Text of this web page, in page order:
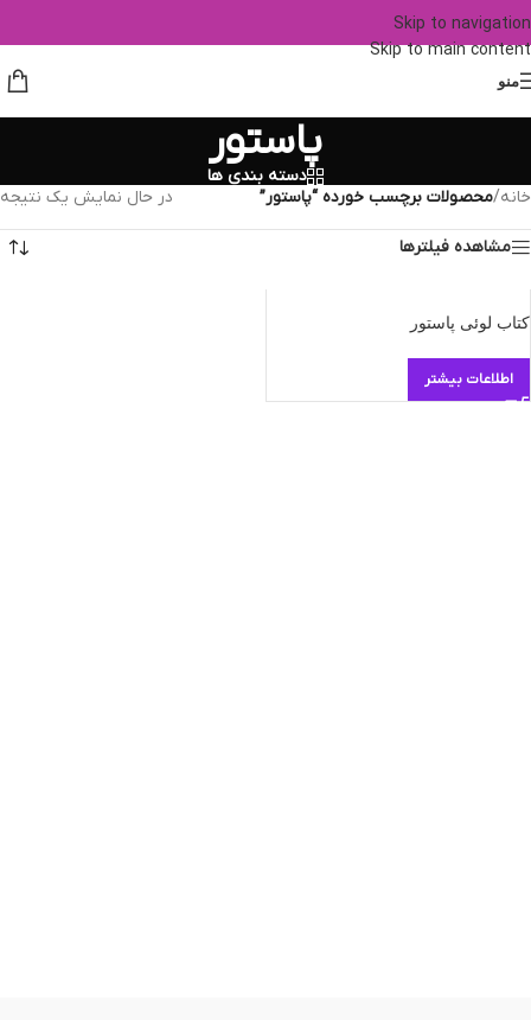
Skip to navigation
Skip to main content
منو
پاستور
دسته بندی ها
خانه/محصولات برچسب خورده “پاستور” در حال نمایش یک نتیجه
مشاهده فیلترها
کتاب لوئی پاستور
اطلاعات بیشتر